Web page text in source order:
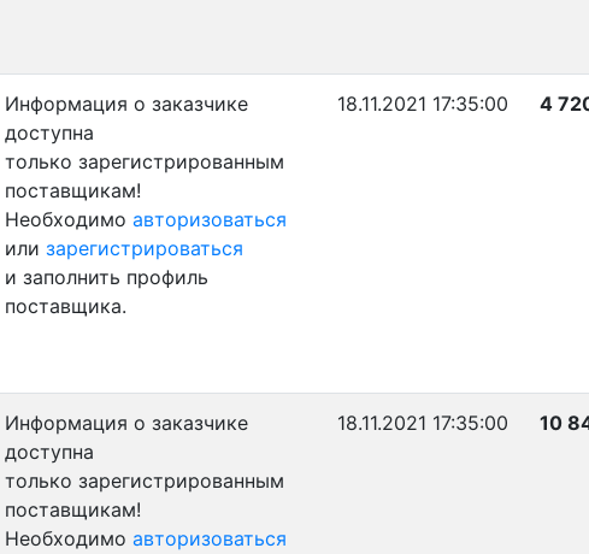
Информация о заказчике
доступна
только зарегистрированным
поставщикам!
Необходимо авторизоваться
или зарегистрироваться
и заполнить профиль
поставщика.
18.11.2021 17:35:00 4
Информация о заказчике
доступна
только зарегистрированным
поставщикам!
Необходимо авторизоваться
18.11.2021 17:35:00 10